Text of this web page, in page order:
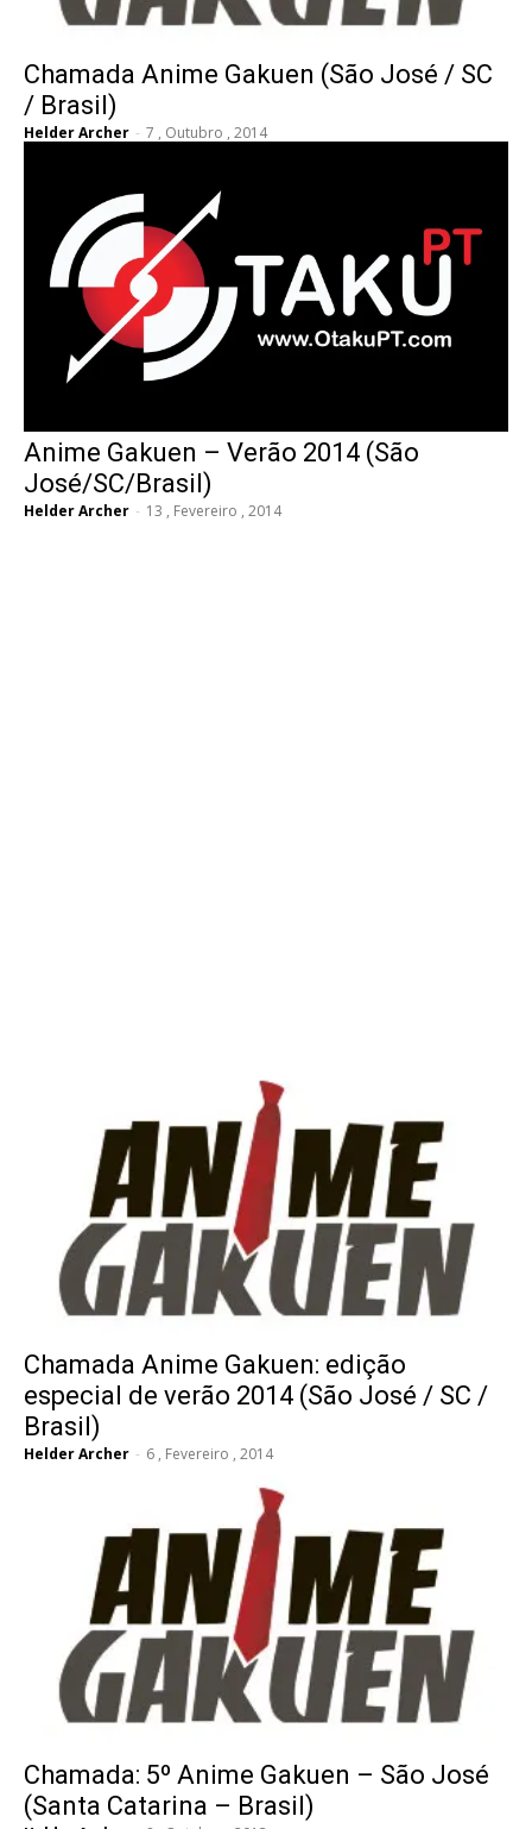
Chamada Anime Gakuen (São José / SC
/ Brasil)
Helder Archer - 7 , Outubro , 2014
Anime Gakuen – Verão 2014 (São
José/SC/Brasil)
Helder Archer - 13 , Fevereiro , 2014
Chamada Anime Gakuen: edição
especial de verão 2014 (São José / SC /
Brasil)
Helder Archer - 6 , Fevereiro , 2014
Chamada: 5º Anime Gakuen – São José
(Santa Catarina – Brasil)